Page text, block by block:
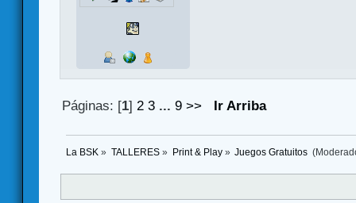
Páginas: [1]2 3 ...9 >> Ir Arriba
La BSK » TALLERES» Print & Play» Juegos Gratuitos